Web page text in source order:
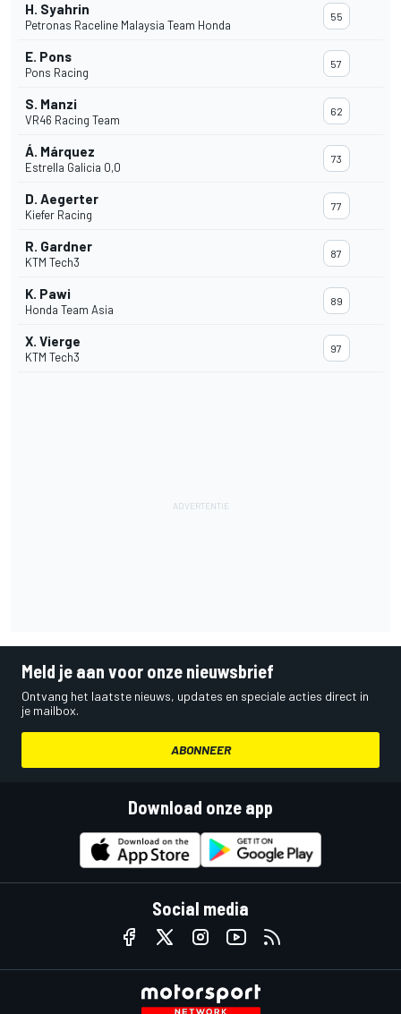
H. Syahrin
Petronas Raceline Malaysia Team Honda
55
E. Pons
Pons Racing
57
S. Manzi
VR46 Racing Team
62
Á. Márquez
Estrella Galicia 0,0
73
D. Aegerter
Kiefer Racing
77
R. Gardner
KTM Tech3
87
K. Pawi
Honda Team Asia
89
X. Vierge
KTM Tech3
97
Meld je aan voor onze nieuwsbrief
Ontvang het laatste nieuws, updates en speciale acties direct in
je mailbox.
ABONNEER
Download onze app
Social media